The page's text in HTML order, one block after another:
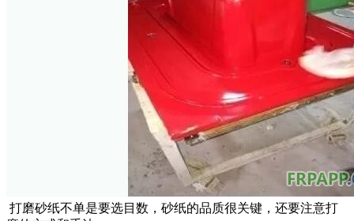
打磨砂纸不单是要选目数，砂纸的品质很关键，还要注意打